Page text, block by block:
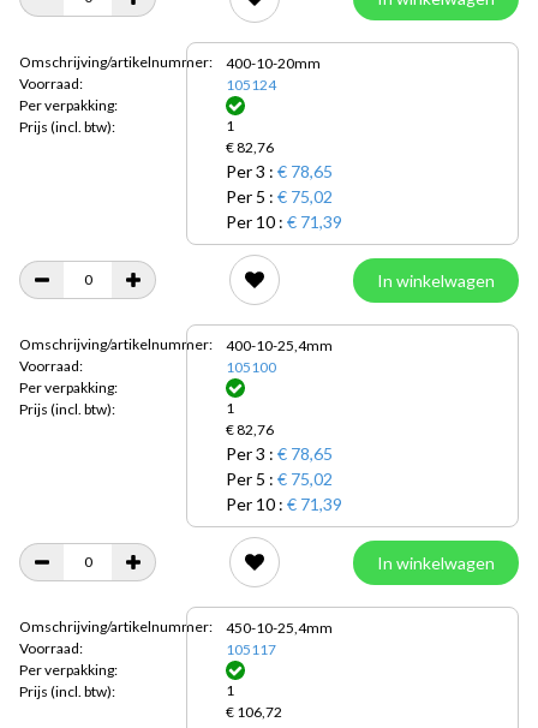
Omschrijving/artikelnummer:
Voorraad:
Per verpakking:
Prijs (incl. btw):
400-10-20mm
105124
1
€ 82,76
Per 3 : € 78,65
Per 5 : € 75,02
Per 10 : € 71,39
In winkelwagen
Omschrijving/artikelnummer:
Voorraad:
Per verpakking:
Prijs (incl. btw):
400-10-25,4mm
105100
1
€ 82,76
Per 3 : € 78,65
Per 5 : € 75,02
Per 10 : € 71,39
In winkelwagen
Omschrijving/artikelnummer:
Voorraad:
Per verpakking:
Prijs (incl. btw):
450-10-25,4mm
105117
1
€ 106,72